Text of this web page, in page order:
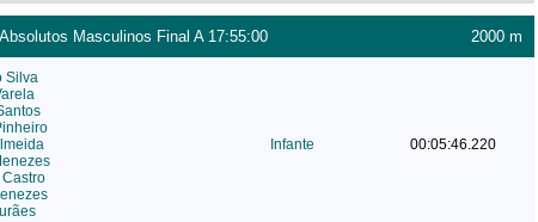
Masculinos Final A 17:55:00 2000 m
Silva
Infante 00:05:46.220